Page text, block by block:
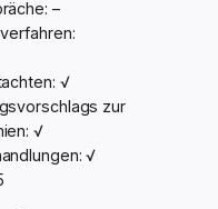
–
√
zur
√
√